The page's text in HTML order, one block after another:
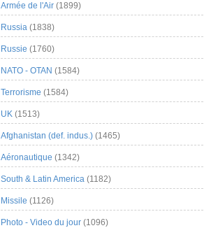
Armée de l'Air (1899)
Russia (1838)
Russie (1760)
NATO - OTAN (1584)
Terrorisme (1584)
UK (1513)
Afghanistan (def. indus.) (1465)
Aéronautique (1342)
South & Latin America (1182)
Missile (1126)
Photo - Video du jour (1096)